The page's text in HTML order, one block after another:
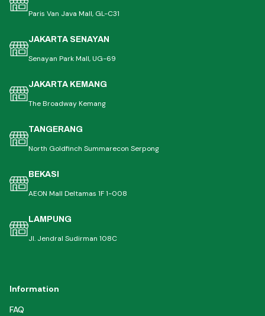
Paris Van Java Mall, GL-C31
JAKARTA SENAYAN
Senayan Park Mall, UG-69
JAKARTA KEMANG
The Broadway Kemang
TANGERANG
North Goldfinch Summarecon Serpong
BEKASI
AEON Mall Deltamas 1F 1-008
LAMPUNG
Jl. Jendral Sudirman 108C
Information
FAQ